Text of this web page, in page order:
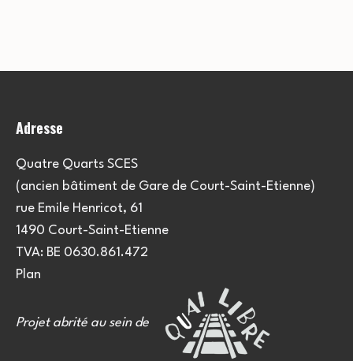
Adresse
Quatre Quarts SCES
(ancien bâtiment de Gare de Court-Saint-Etienne)
rue Emile Henricot, 61
1490 Court-Saint-Etienne
TVA: BE 0630.861.472
Plan
Projet abrité au sein de